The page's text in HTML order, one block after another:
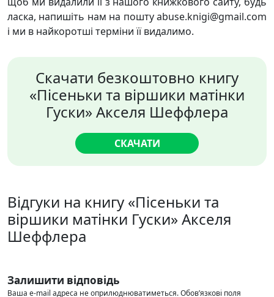
ласка, напишіть нам на пошту abuse.knigi@gmail.com
і ми в найкоротші терміни її видалимо.
Скачати безкоштовно книгу
«Пісеньки та віршики матінки
Гуски» Акселя Шеффлера
СКАЧАТИ
Відгуки на книгу «Пісеньки та
віршики матінки Гуски» Акселя
Шеффлера
Залишити відповідь
Ваша e-mail адреса не оприлюднюватиметься.Обов’язкові поля